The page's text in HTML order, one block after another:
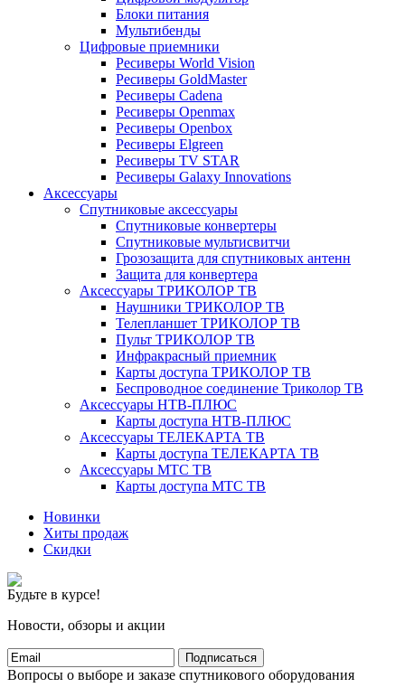
Блоки питания
Мультибенды
Цифровые приемники
Ресиверы World Vision
Ресиверы GoldMaster
Ресиверы Cadena
Ресиверы Openmax
Ресиверы Openbox
Ресиверы Elgreen
Ресиверы TV STAR
Ресиверы Galaxy Innovations
Аксессуары
Спутниковые аксессуары
Спутниковые конвертеры
Спутниковые мультисвитчи
Грозозащита для спутниковых антенн
Защита для конвертера
Аксессуары ТРИКОЛОР ТВ
Наушники ТРИКОЛОР ТВ
Телепланшет ТРИКОЛОР ТВ
Пульт ТРИКОЛОР ТВ
Инфракрасный приемник
Карты доступа ТРИКОЛОР ТВ
Беспроводное соединение Триколор ТВ
Аксессуары НТВ-ПЛЮС
Карты доступа НТВ-ПЛЮС
Аксессуары ТЕЛЕКАРТА ТВ
Карты доступа ТЕЛЕКАРТА ТВ
Аксессуары МТС ТВ
Карты доступа МТС ТВ
Новинки
Хиты продаж
Скидки
Будьте в курсе!
Новости, обзоры и акции
Подписаться
Вопросы о выборе и заказе спутникового оборудования